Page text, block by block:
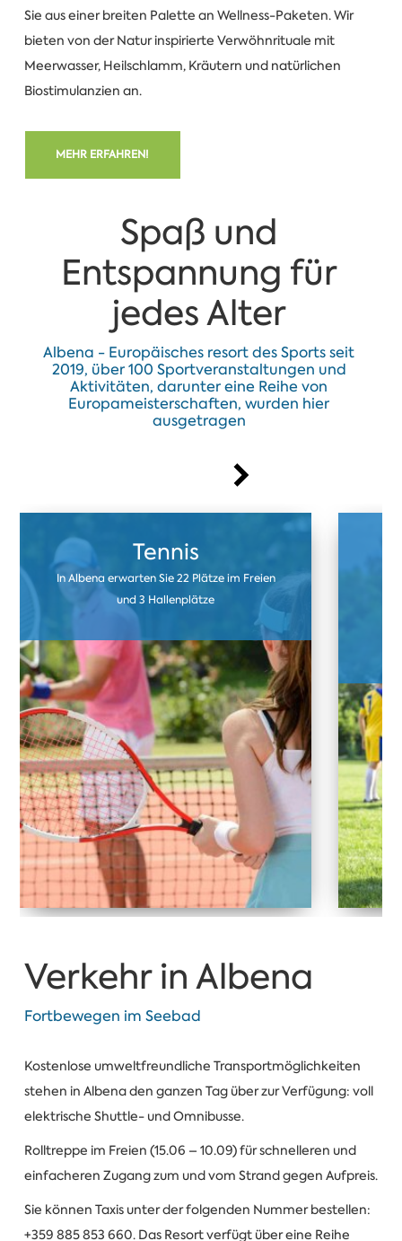
Sie aus einer breiten Palette an Wellness-Paketen. Wir
bieten von der Natur inspirierte Verwöhnrituale mit
Meerwasser, Heilschlamm, Kräutern und natürlichen
Biostimulanzien an.
MEHR ERFAHREN!
Spaß und
Entspannung für
jedes Alter
Albena - Europäisches resort des Sports seit
2019, über 100 Sportveranstaltungen und
Aktivitäten, darunter eine Reihe von
Europameisterschaften, wurden hier
ausgetragen
Tennis
In Albena erwarten Sie 22 Plätze im Freien
und 3 Hallenplätze
Verkehr in Albena
Fortbewegen im Seebad
Kostenlose umweltfreundliche Transportmöglichkeiten
stehen in Albena den ganzen Tag über zur Verfügung: voll
elektrische Shuttle- und Omnibusse.
Rolltreppe im Freien (15.06 – 10.09) für schnelleren und
einfacheren Zugang zum und vom Strand gegen Aufpreis.
Sie können Taxis unter der folgenden Nummer bestellen:
+359 885 853 660. Das Resort verfügt über eine Reihe